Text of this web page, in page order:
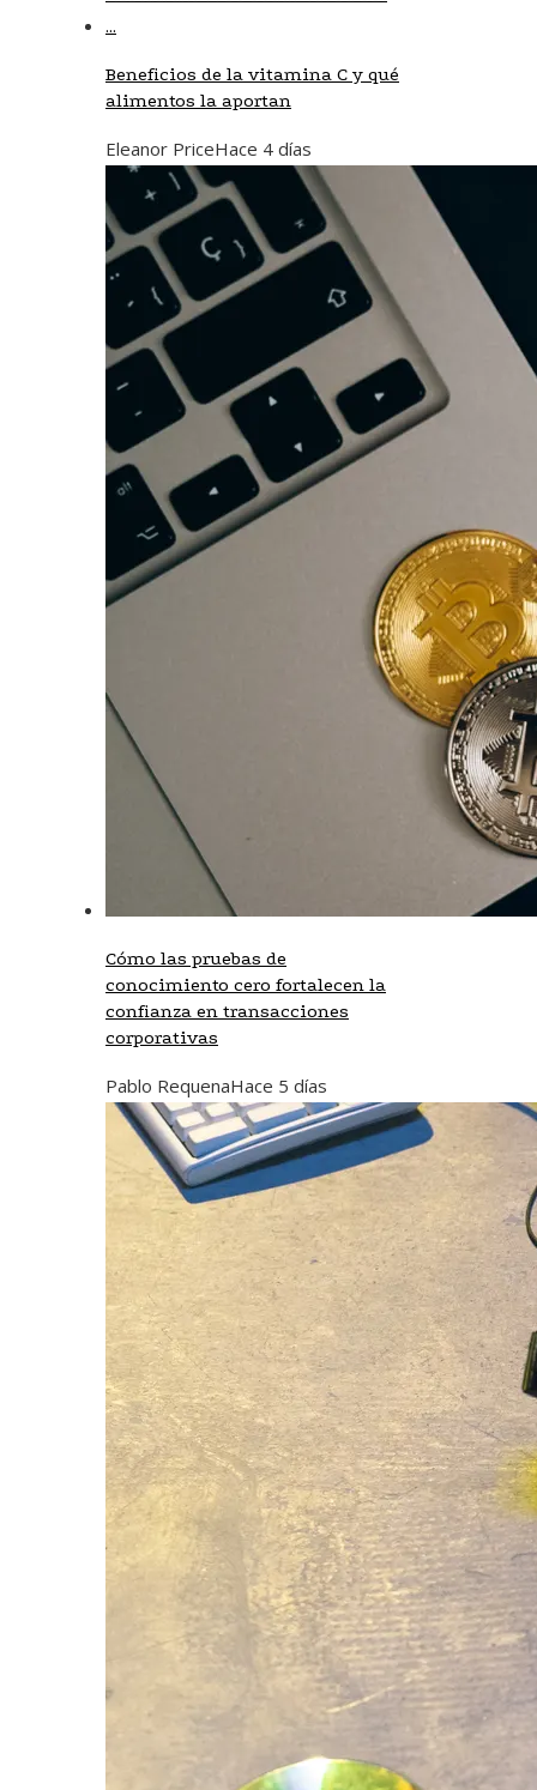
Beneficios de la vitamina C y qué
alimentos la aportan
Eleanor PriceHace 4 días
Cómo las pruebas de
conocimiento cero fortalecen la
confianza en transacciones
corporativas
Pablo RequenaHace 5 días